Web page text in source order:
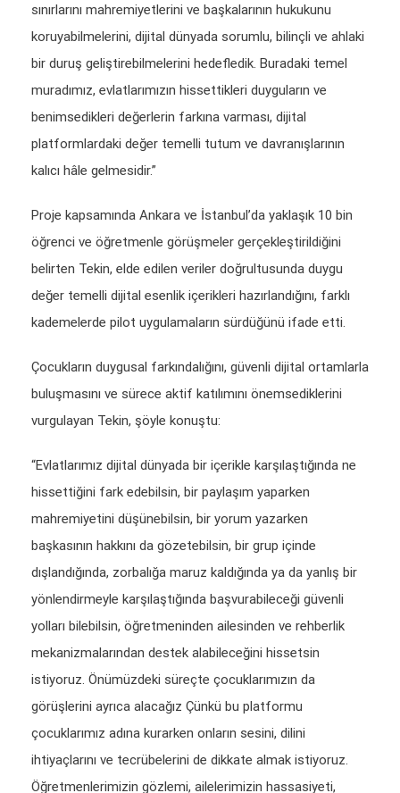
sınırlarını mahremiyetlerini ve başkalarının hukukunu
koruyabilmelerini, dijital dünyada sorumlu, bilinçli ve ahlaki
bir duruş geliştirebilmelerini hedefledik. Buradaki temel
muradımız, evlatlarımızın hissettikleri duyguların ve
benimsedikleri değerlerin farkına varması, dijital
platformlardaki değer temelli tutum ve davranışlarının
kalıcı hâle gelmesidir.”
Proje kapsamında Ankara ve İstanbul’da yaklaşık 10 bin
öğrenci ve öğretmenle görüşmeler gerçekleştirildiğini
belirten Tekin, elde edilen veriler doğrultusunda duygu
değer temelli dijital esenlik içerikleri hazırlandığını, farklı
kademelerde pilot uygulamaların sürdüğünü ifade etti.
Çocukların duygusal farkındalığını, güvenli dijital ortamlarla
buluşmasını ve sürece aktif katılımını önemsediklerini
vurgulayan Tekin, şöyle konuştu:
“Evlatlarımız dijital dünyada bir içerikle karşılaştığında ne
hissettiğini fark edebilsin, bir paylaşım yaparken
mahremiyetini düşünebilsin, bir yorum yazarken
başkasının hakkını da gözetebilsin, bir grup içinde
dışlandığında, zorbalığa maruz kaldığında ya da yanlış bir
yönlendirmeyle karşılaştığında başvurabileceği güvenli
yolları bilebilsin, öğretmeninden ailesinden ve rehberlik
mekanizmalarından destek alabileceğini hissetsin
istiyoruz. Önümüzdeki süreçte çocuklarımızın da
görüşlerini ayrıca alacağız Çünkü bu platformu
çocuklarımız adına kurarken onların sesini, dilini
ihtiyaçlarını ve tecrübelerini de dikkate almak istiyoruz.
Öğretmenlerimizin gözlemi, ailelerimizin hassasiyeti,